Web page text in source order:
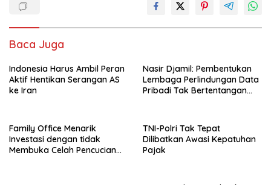
Baca Juga
Indonesia Harus Ambil Peran
Aktif Hentikan Serangan AS
ke Iran
Nasir Djamil: Pembentukan
Lembaga Perlindungan Data
Pribadi Tak Bertentangan
Family Office Menarik
Investasi dengan tidak
Membuka Celah Pencucian
TNI-Polri Tak Tepat
Dilibatkan Awasi Kepatuhan
Pajak